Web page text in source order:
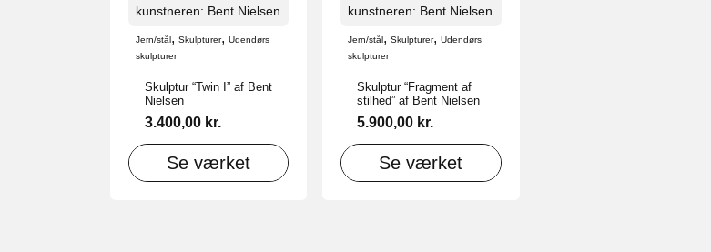
kunstneren: Bent Nielsen
Jern/stål, Skulpturer, Udendørs
skulpturer
Skulptur “Twin I” af Bent
Nielsen
3.400,00 kr.
Se værket
kunstneren: Bent Nielsen
Jern/stål,Skulpturer,Udendørs
skulpturer
Skulptur “Fragment af
stilhed” af Bent Nielsen
5.900,00 kr.
Se værket